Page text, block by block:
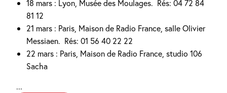
18 mars : Lyon, Musée des Moulages. Rés: 04 72 84
81 12
21 mars : Paris, Maison de Radio France, salle Olivier
Messiaen. Rés: 01 56 40 22 22
22 mars : Paris, Maison de Radio France, studio 106
Sacha
...